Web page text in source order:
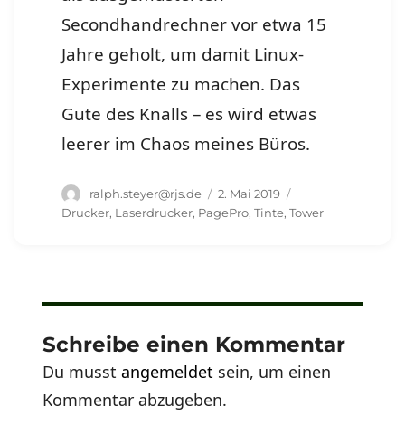
Secondhandrechner vor etwa 15
Jahre geholt, um damit Linux-
Experimente zu machen. Das
Gute des Knalls – es wird etwas
leerer im Chaos meines Büros.
Autor
ralph.steyer@rjs.de
Veröffentlicht
am
2. Mai 2019
Drucker, Laserdrucker, PagePro,Tinte,Tower
Schreibe einen Kommentar
Du musstangemeldet sein, um einen
Kommentar abzugeben.